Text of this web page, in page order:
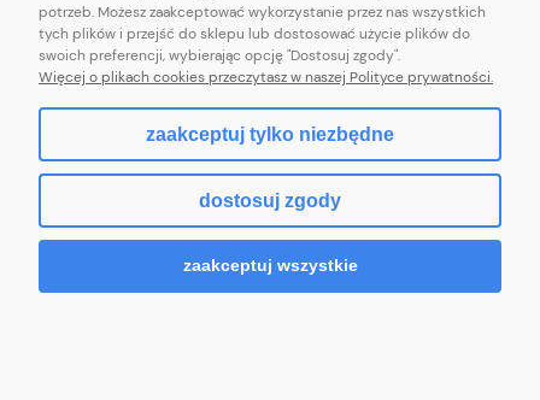
E-mail:pl101sukienek@gmail.com
101sukienek.pl
ul. Piotrkowska 317/11, Łódź 93-035, woj. łódzkie
pokaż pełną wersję strony
Sklep internetowy Shoper.pl
potrzeb. Możesz zaakceptować wykorzystanie przez nas wszystkich
tych plików i przejść do sklepu lub dostosować użycie plików do
swoich preferencji, wybierając opcję "Dostosuj zgody".
Więcej o plikach cookies przeczytasz w naszej Polityce prywatności.
zaakceptuj tylko niezbędne
dostosuj zgody
zaakceptuj wszystkie